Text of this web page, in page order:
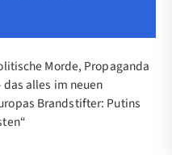
Morde, Propaganda
alles im neuen
Brandstifter: Putins